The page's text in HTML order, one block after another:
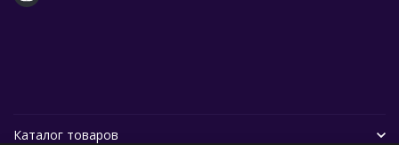
Каталог товаров